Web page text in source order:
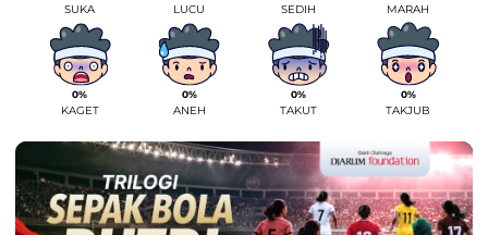
SUKA LUCU SEDIH MARAH
0%
KAGET
0%
ANEH
0%
TAKUT
0%
TAKJUB